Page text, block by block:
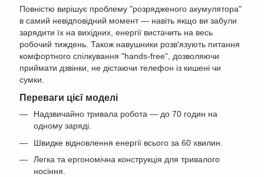
Повністю вирішує проблему "розрядженого акумулятора"
в самий невідповідний момент — навіть якщо ви забули
зарядити їх на вихідних, енергії вистачить на весь
робочий тиждень. Також навушники розв'язують питання
комфортного спілкування "hands-free", дозволяючи
приймати дзвінки, не дістаючи телефон із кишені чи
сумки.
Переваги цієї моделі
Надзвичайно тривала робота — до 70 годин на
одному заряді.
Швидке відновлення енергії всього за 60 хвилин.
Легка та ергономічна конструкція для тривалого
носіння.